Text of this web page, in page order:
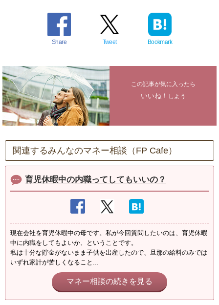
Share Tweet Bookmark
この記事が気に入ったら
いいね！ しよう
関連するみんなのマネー相談（FP Cafe）
育児休暇中の内職ってしてもいいの？
現在会社を育児休暇中の母です。私が今回質問したいのは、育児休暇
中に内職をしてもよいか、ということです。
私は十分な貯金がないまま子供を出産したので、旦那の給料のみでは
いずれ家計が苦しくなること...
マネー相談の続きを見る